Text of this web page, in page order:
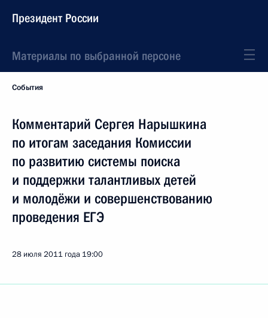
Президент России
Материалы по выбранной персоне
События
Комментарий Сергея Нарышкина
по итогам заседания Комиссии
по развитию системы поиска
и поддержки талантливых детей
и молодёжи и совершенствованию
проведения ЕГЭ
28 июля 2011 года 19:00